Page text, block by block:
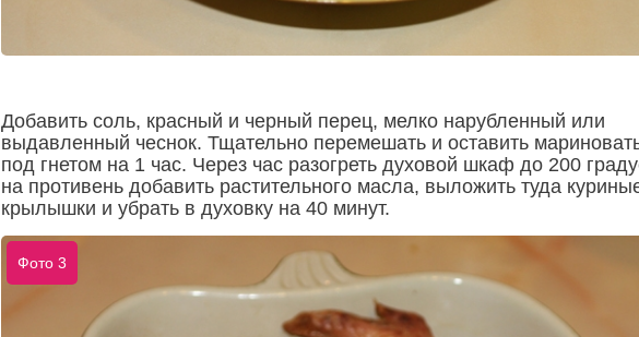
Добавить соль, красный и черный перец, мелко нарубленный или
выдавленный чеснок. Тщательно перемешать и оставить
под гнетом на 1 час. Через час разогреть духовой шкаф до 200
на противень добавить растительного масла, выложить туда
крылышки и убрать в духовку на 40 минут.
Фото 3